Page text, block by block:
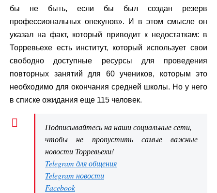
бы не быть, если бы был создан резерв
профессиональных опекунов». И в этом смысле он
указал на факт, который приводит к недостаткам: в
Торревьехе есть институт, который использует свои
свободно доступные ресурсы для проведения
повторных занятий для 60 учеников, которым это
необходимо для окончания средней школы. Но у него
в списке ожидания еще 115 человек.
Подписывайтесь на наши социальные сети,
чтобы не пропустить самые важные
новости Торревьехи!
Telegram для общения
Telegram новости
Facebook